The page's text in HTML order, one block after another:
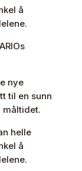
å
nye
til en sunn
måltidet.
helle
å